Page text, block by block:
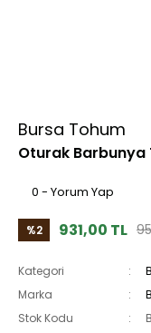
Bursa Tohum
Oturak Barbunya
0 - Yorum Yap
%2 931,00 TL
Kategori
Marka
Stok Kodu